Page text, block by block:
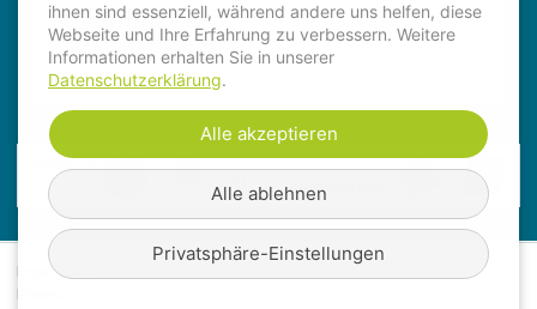
ANMELDEN
Downloads
Presse
ihnen sind essenziell, während andere uns helfen, diese
Webseite und Ihre Erfahrung zu verbessern. Weitere
Informationen erhalten Sie in unserer
Datenschutzerklärung.
Alle akzeptieren
Alle ablehnen
Privatsphäre-Einstellungen